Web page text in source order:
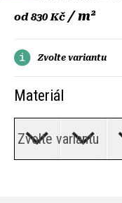
od830 Kč / m²
Zvolte variantu
Materiál